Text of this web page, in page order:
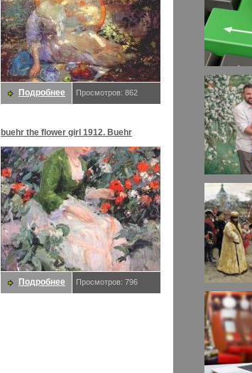
Подробнее Просмотров: 862
buehr the flower girl 1912. Buehr
Подробнее Просмотров: 796